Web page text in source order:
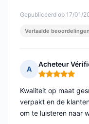
Gepubliceerd op 17/01/
Vertaalde beoordelingen
A
Acheteur
Opmerking: 5
Kwaliteit op maat
verpakt en de
om te luisteren naar